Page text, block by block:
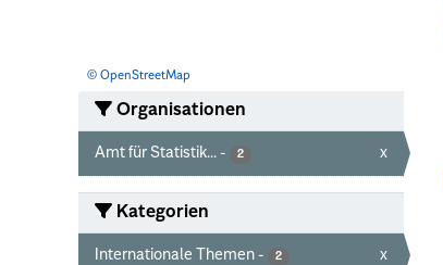
© OpenStreetMap
Organisationen
Amt für Statistik... - 2 x
Kategorien
Internationale Themen - 2 x